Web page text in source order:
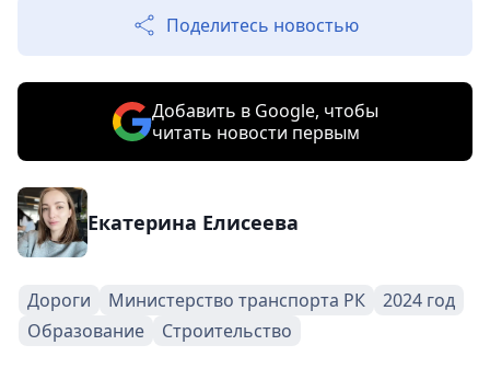
Поделитесь новостью
Добавить в Google, чтобы
читать новости первым
Екатерина Елисеева
Дороги Министерство транспорта РК
2024 год
Образование
Строительство